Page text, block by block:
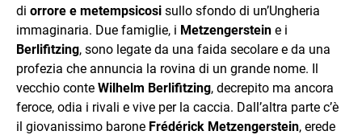
di orrore e metempsicosi sullo sfondo di un’Ungheria
immaginaria. Due famiglie, i Metzengerstein e i
Berlifitzing, sono legate da una faida secolare e da una
profezia che annuncia la rovina di un grande nome. Il
vecchio conte Wilhelm Berlifitzing, decrepito ma ancora
feroce, odia i rivali e vive per la caccia. Dall’altra parte c’è
il giovanissimo barone Frédérick Metzengerstein, erede